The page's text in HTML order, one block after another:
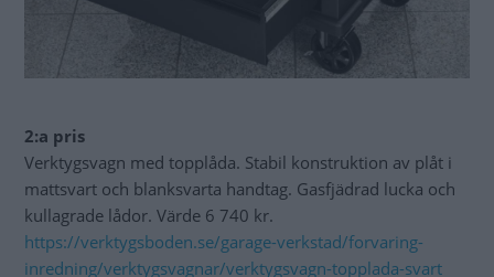
2:a pris
Verktygsvagn med topplåda. Stabil konstruktion av plåt i
mattsvart och blanksvarta handtag. Gasfjädrad lucka och
kullagrade lådor. Värde 6 740 kr.
https://verktygsboden.se/garage-verkstad/forvaring-
inredning/verktygsvagnar/verktygsvagn-topplada-svart